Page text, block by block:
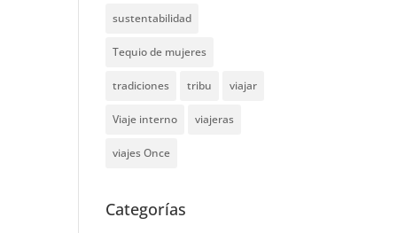
sustentabilidad
Tequio de mujeres
tradiciones tribu viajar
Viaje interno viajeras
viajes Once
Categorías